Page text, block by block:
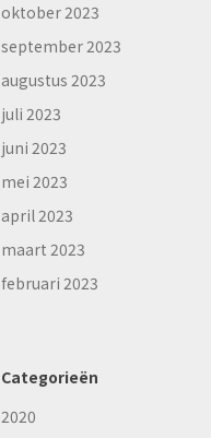
oktober 2023
september 2023
augustus 2023
juli 2023
juni 2023
mei 2023
april 2023
maart 2023
februari 2023
Categorieën
2020